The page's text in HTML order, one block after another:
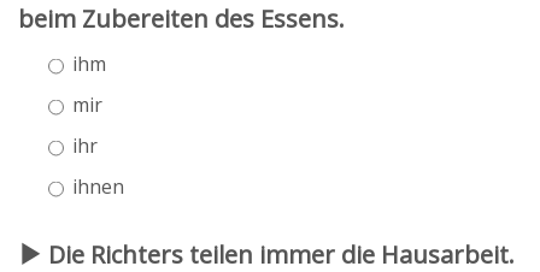
beim Zubereiten des Essens.
ihm
mir
ihr
ihnen
Die Richters teilen immer die Hausarbeit.